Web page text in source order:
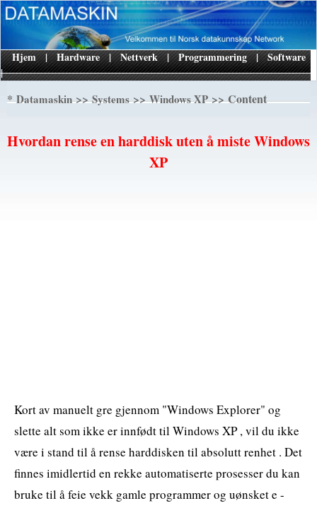
|
Hjem | Hardware | Nettverk | Programmering | Software
*Datamaskin>>Systems>>Windows XP>> Content
Hvordan rense en harddisk uten å miste Windows
XP
Kort av manuelt gre gjennom "Windows Explorer" og
slette alt som ikke er innfødt til Windows XP , vil du ikke
være i stand til å rense harddisken til absolutt renhet . Det
finnes imidlertid en rekke automatiserte prosesser du kan
bruke til å feie vekk gamle programmer og uønsket e -